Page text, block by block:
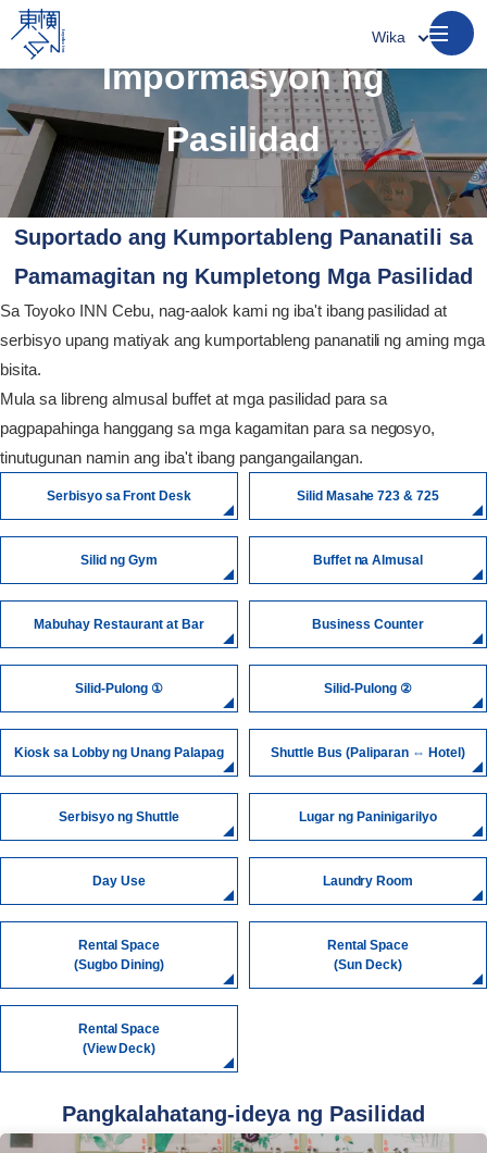
Wika
Impormasyon ng
Pasilidad
Suportado ang Kumportableng Pananatili sa
Pamamagitan ng Kumpletong Mga Pasilidad
Sa Toyoko INN Cebu, nag-aalok kami ng iba't ibang pasilidad at
serbisyo upang matiyak ang kumportableng pananatili ng aming mga
bisita.
Mula sa libreng almusal buffet at mga pasilidad para sa
pagpapahinga hanggang sa mga kagamitan para sa negosyo,
tinutugunan namin ang iba't ibang pangangailangan.
Serbisyo sa Front Desk Silid Masahe 723 & 725
Silid ng Gym Buffet na Almusal
Mabuhay Restaurant at Bar Business Counter
Silid-Pulong ① Silid-Pulong ②
Kiosk sa Lobby ng Unang Palapag Shuttle Bus (Paliparan ⇔ Hotel)
Serbisyo ng Shuttle Lugar ng Paninigarilyo
Day Use Laundry Room
Rental Space
(Sugbo Dining)
Rental Space
(Sun Deck)
Rental Space
(View Deck)
Pangkalahatang-ideya ng Pasilidad